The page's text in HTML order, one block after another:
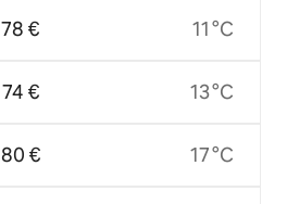
78 €
74 €
80 €
11 °C
13 °C
17 °C